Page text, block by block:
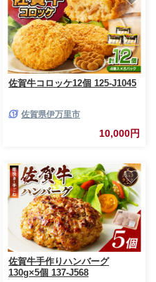
佐賀牛コロッケ12個 125-J1045
佐賀県伊万里市
10,000円
佐賀牛手作りハンバーグ
130g×5個 137-J568